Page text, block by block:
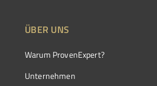
ÜBER UNS
Warum ProvenExpert?
Unternehmen